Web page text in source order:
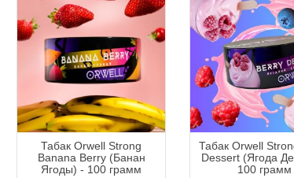
Табак Orwell Strong
Banana Berry (Банан
Ягоды) - 100 грамм
Табак Orwell
Dessert (Ягода
100 грамм